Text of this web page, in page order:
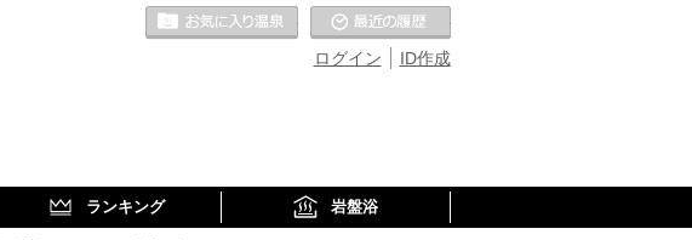
ID作成
ログイン
お気に入りの温泉
ランキング 岩盤浴